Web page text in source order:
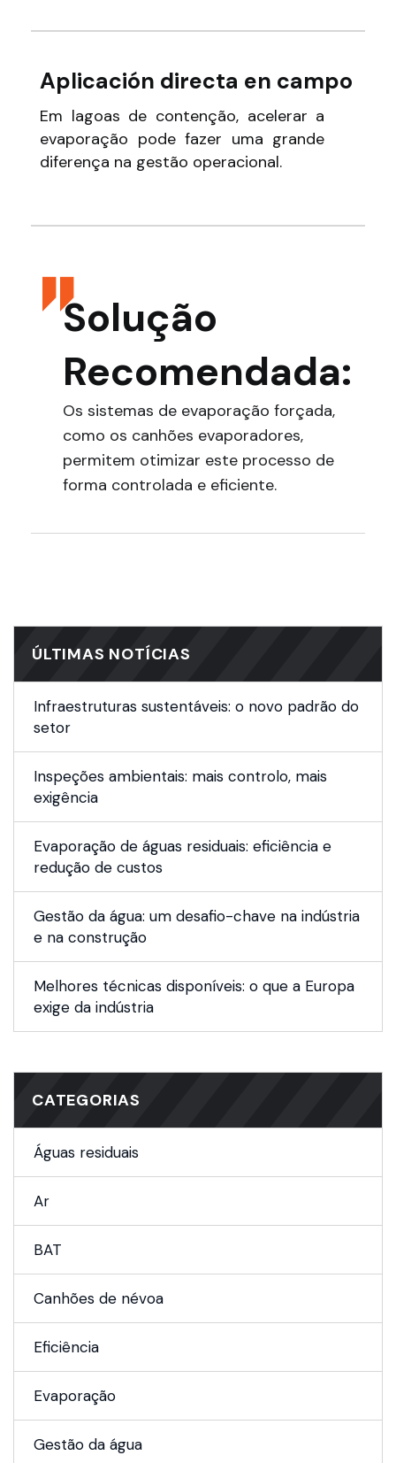
Aplicación directa en campo
Em lagoas de contenção, acelerar a
evaporação pode fazer uma grande
diferença na gestão operacional.
Solução
Recomendada:
Os sistemas de evaporação forçada,
como os canhões evaporadores,
permitem otimizar este processo de
forma controlada e eficiente.
ÚLTIMAS NOTÍCIAS
Infraestruturas sustentáveis: o novo padrão do
setor
Inspeções ambientais: mais controlo, mais
exigência
Evaporação de águas residuais: eficiência e
redução de custos
Gestão da água: um desafio-chave na indústria
e na construção
Melhores técnicas disponíveis: o que a Europa
exige da indústria
CATEGORIAS
Águas residuais
Ar
BAT
Canhões de névoa
Eficiência
Evaporação
Gestão da água